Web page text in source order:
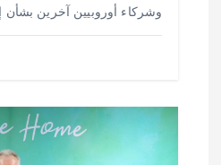
وشركاء أوروبيين آخرين بشأن